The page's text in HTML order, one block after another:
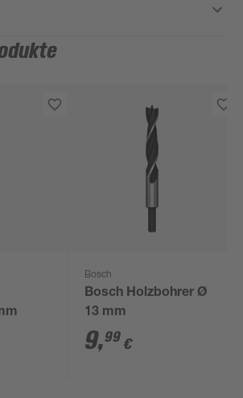
Bosch
Bosch Holzbohrer Ø
13 mm
9,99 €